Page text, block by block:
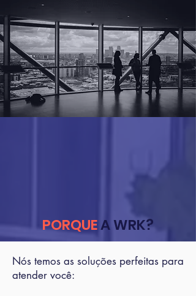
PORQUEA WRK?
Nós temos as soluções perfeitas para
atender você: